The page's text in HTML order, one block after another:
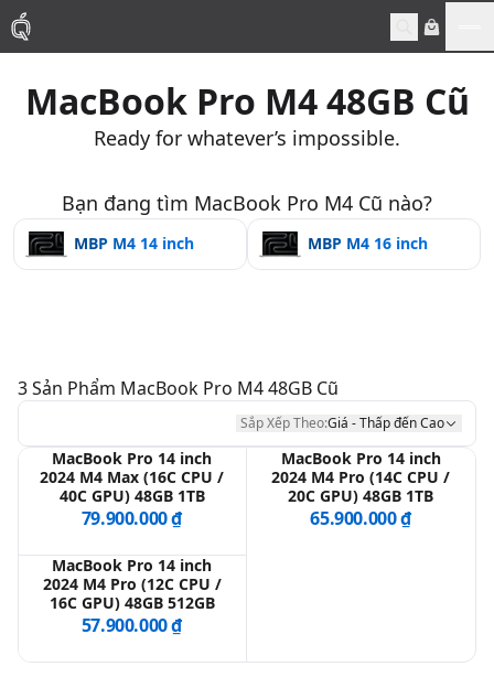
Mac
MacBook Air
Thay Linh Kiện
QBlog
MacBook Pro M4 48GB Cũ
Ready for whatever’s impossible.
Bạn đang tìm MacBook Pro M4 Cũ nào?
MBP M4 14 inch MBP M4 16 inch
3Sản Phẩm MacBook Pro M4 48GB Cũ
Sắp Xếp Theo:Giá - Thấp đến Cao
MacBook Pro 14 inch
2024 M4 Max (16C CPU /
40C GPU) 48GB 1TB
79.900.000 ₫
MacBook Pro 14 inch
2024 M4 Pro (14C CPU /
20C GPU) 48GB 1TB
65.900.000 ₫
MacBook Pro 14 inch
2024 M4 Pro (12C CPU /
16C GPU) 48GB 512GB
57.900.000 ₫